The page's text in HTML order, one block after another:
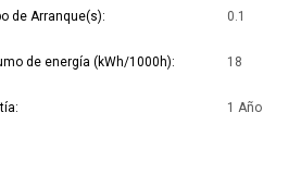
de Arranque(s) 0.1
de energía (kWh/1000h) 18
1 Año